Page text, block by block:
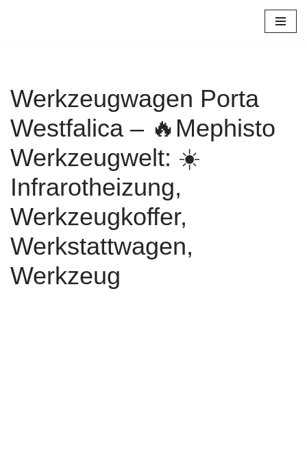
Werkzeugwagen Porta
Westfalica – 🔥Mephisto
Werkzeugwelt: ☀️
Infrarotheizung,
Werkzeugkoffer,
Werkstattwagen,
Werkzeug